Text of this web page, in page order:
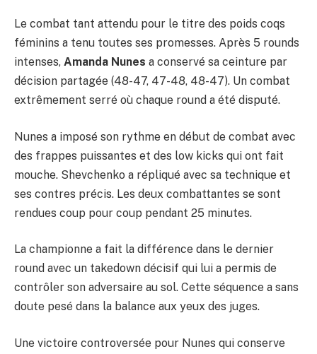
Le combat tant attendu pour le titre des poids coqs
féminins a tenu toutes ses promesses. Après 5 rounds
intenses, Amanda Nunes a conservé sa ceinture par
décision partagée (48-47, 47-48, 48-47). Un combat
extrêmement serré où chaque round a été disputé.
Nunes a imposé son rythme en début de combat avec
des frappes puissantes et des low kicks qui ont fait
mouche. Shevchenko a répliqué avec sa technique et
ses contres précis. Les deux combattantes se sont
rendues coup pour coup pendant 25 minutes.
La championne a fait la différence dans le dernier
round avec un takedown décisif qui lui a permis de
contrôler son adversaire au sol. Cette séquence a sans
doute pesé dans la balance aux yeux des juges.
Une victoire controversée pour Nunes qui conserve